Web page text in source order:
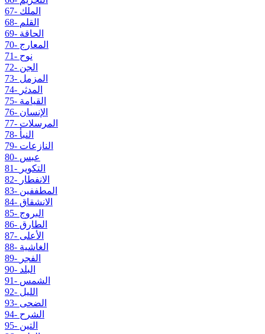
67- الملك
68- القلم
69- الحاقة
70- المعارج
71- نوح
72- الجن
73- المزمل
74- المدثر
75- القيامة
76- الإنسان
77- المرسلات
78- النبأ
79- النازعات
80- عبس
81- التكوير
82- الانفطار
83- المطففين
84- الانشقاق
85- البروج
86- الطارق
87- الأعلى
88- الغاشية
89- الفجر
90- البلد
91- الشمس
92- الليل
93- الضحى
94- الشرح
95- التين